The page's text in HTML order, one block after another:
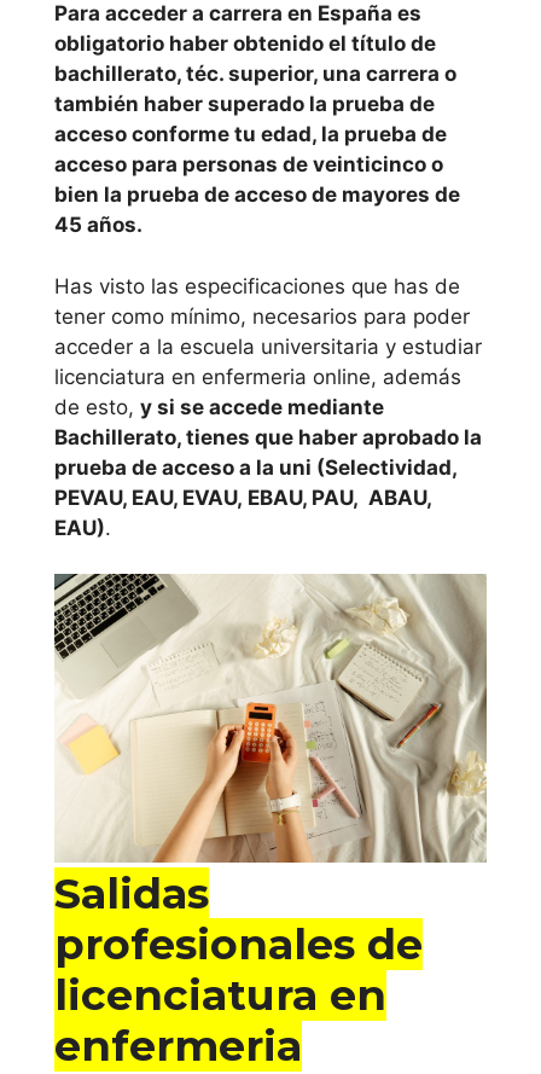
Para acceder a carrera en España es
obligatorio haber obtenido el título de
bachillerato, téc. superior, una carrera o
también haber superado la prueba de
acceso conforme tu edad, la prueba de
acceso para personas de veinticinco o
bien la prueba de acceso de mayores de
45 años.
Has visto las especificaciones que has de
tener como mínimo, necesarios para poder
acceder a la escuela universitaria y estudiar
licenciatura en enfermeria online, además
de esto, y si se accede mediante
Bachillerato, tienes que haber aprobado la
prueba de acceso a la uni (Selectividad,
PEVAU, EAU, EVAU, EBAU, PAU, ABAU,
EAU).
Salidas
profesionales de
licenciatura en
enfermeria